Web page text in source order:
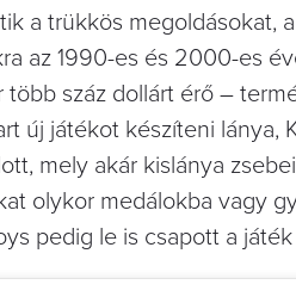
a trükkös megoldásokat,
az 1990-es és 2000-es
több száz dollárt érő –
új játékot készíteni lánya,
mely akár kislánya
olykor medálokba vagy
pedig le is csapott a játék